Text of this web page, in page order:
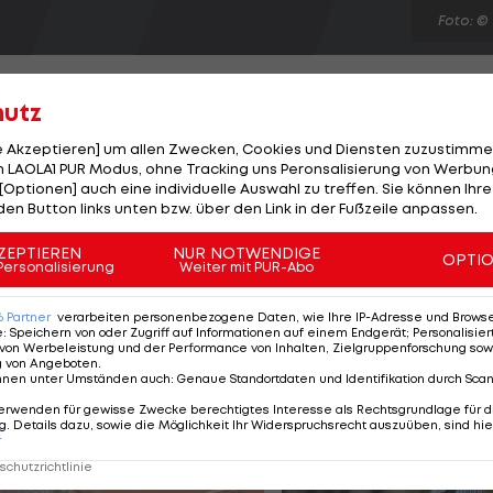
Foto: ©
Fall. Die "Nerazzurri" blamieren sich zu Hause
im rechten Mittelfeld durchspielt, mit 0:3. Marco
fixieren die dritte Inter-Pleite in Folge. Trainer
fünften Match heftig in der Kritik. Napoli siegt in
Lavezzi (90.) mit 3:0.
Akzeptieren] um allen Zwecken, Cookies und Diensten
PUR Modus, ohne Tracking uns Peronsalisierung von
auch eine individuelle Auswahl zu treffen. Sie können
Button links unten bzw. über den Link in der Fußzeile anpassen.
NUR NOTWENDIGE
Weiter mit PUR-Abo
Partner verarbeiten personenbezogene Daten, wie Ihre IP-Adresse und
: Speichern von oder Zugriff auf Informationen auf einem Endgerät;
Werbeleistung und der Performance von Inhalten, Zielgruppenforschung
von Angeboten
unter Umständen auch: Genaue Standortdaten und Identifikation durch
für gewisse Zwecke berechtigtes Interesse als Rechtsgrundlage für
Details dazu, sowie die Möglichkeit Ihr Widerspruchsrecht auszuüben, sind